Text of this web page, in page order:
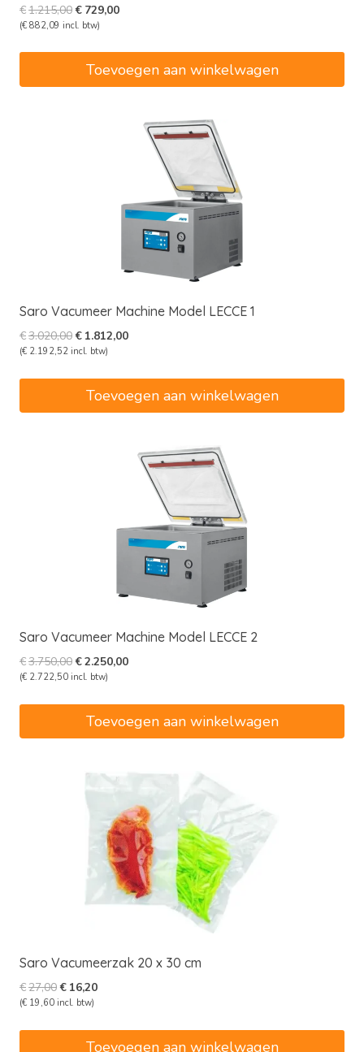
€1.215,00Oorspronkelijke
prijs
€ 729,00Huidige
(€ 882,09 incl. btw)
Toevoegen aan winkelwagen
Saro Vacumeer Machine Model LECCE 1
€3.020,00Oorspronkelijke
prijs
€3.020,00.
€ 1.812,00Huidige
(€ 2.192,52 incl. btw)
Toevoegen aan winkelwagen
Saro Vacumeer Machine Model LECCE 2
€3.750,00Oorspronkelijke
prijs
€3.750,00.
€2.250,00Huidige
(€ 2.722,50 incl. btw)
Toevoegen aan winkelwagen
Saro Vacumeerzak 20 x 30 cm
€27,00Oorspronkelijke
prijs
€27,00.
€ 16,20Huidige
(€ 19,60 incl. btw)
Toevoegen aan winkelwagen